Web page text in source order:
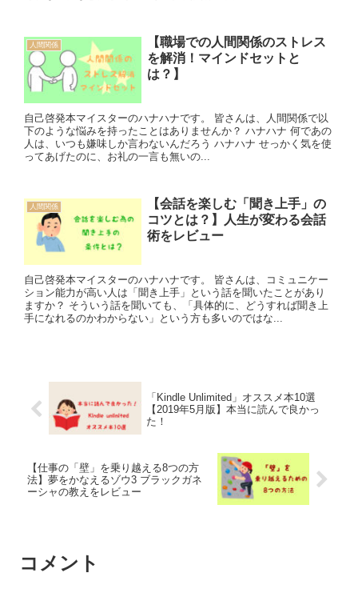
人間関係
【職場での人間関係のストレス
を解消！マインドセットと
は？】
自己啓発本マイスターのハナハナです。 皆さんは、人間関係で以
下のような悩みを持ったことはありませんか？ ハナハナ 何であの
人は、いつも嫌味しか言わないんだろう ハナハナ せっかく気を使
ってあげたのに、お礼の一言も無いの...
人間関係
【会話を楽しむ「聞き上手」の
コツとは？】人生が変わる会話
術をレビュー
自己啓発本マイスターのハナハナです。 皆さんは、コミュニケー
ション能力が高い人は「聞き上手」という話を聞いたことがあり
ますか？ そういう話を聞いても、「具体的に、どうすれば聞き上
手になれるのかわからない」という方も多いのではな...
「Kindle Unlimited」オススメ本10選
【2019年5月版】本当に読んで良かっ
た！
【仕事の「壁」を乗り越える8つの方
法】夢をかなえるゾウ3 ブラックガネ
ーシャの教えをレビュー
コメント